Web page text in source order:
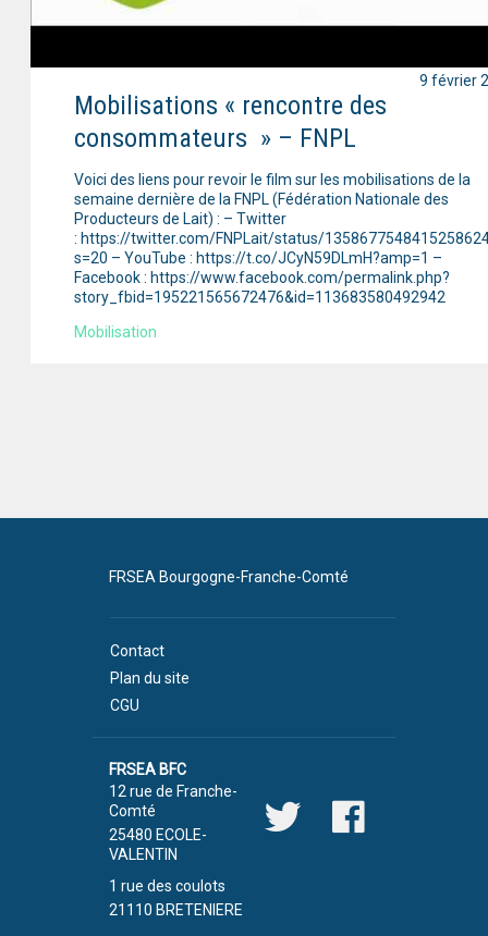
Mobilisations « rencontre des
consommateurs » – FNPL
Voici des liens pour revoir le film sur les mobilisations de la
semaine dernière de la FNPL (Fédération Nationale des
Producteurs de Lait) : – Twitter
: https://twitter.com/FNPLait/status/
s=20 – YouTube : https://t.co/JCyN59DLmH?amp=1 –
Facebook : https://www.facebook.com/permalink.php?
story_fbid=195221565672476&id=113683580492942
Mobilisation
9 février
FRSEA Bourgogne-Franche-Comté
Contact
Plan du site
CGU
FRSEA BFC
12 rue de Franche-
Comté
25480 ECOLE-
VALENTIN
1 rue des coulots
21110 BRETENIERE